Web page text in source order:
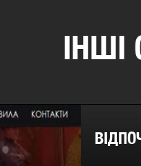
ІНШІ